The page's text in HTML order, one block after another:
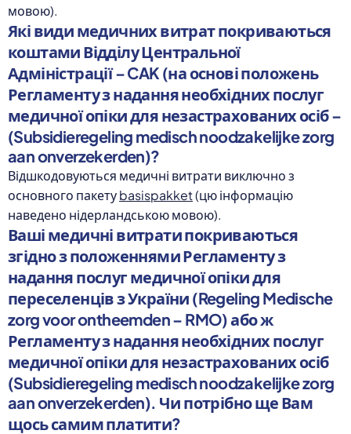
мовою).
Які види медичних витрат покриваються
коштами Відділу Центральної
Адміністрації – CAK (на основі положень
Регламенту з надання необхідних послуг
медичної опіки для незастрахованих осіб –
(Subsidieregeling medisch noodzakelijke zorg
aan onverzekerden)?
Відшкодовуються медичні витрати виключно з
основного пакетуbasispakket(цю інформацію
наведено нідерландською мовою).
Ваші медичні витрати покриваються
згідно з положеннями Регламенту з
надання послуг медичної опіки для
переселенців з України (Regeling Medische
zorg voor ontheemden – RMO) або ж
Регламенту з надання необхідних послуг
медичної опіки для незастрахованих осіб
(Subsidieregeling medisch noodzakelijke zorg
aan onverzekerden). Чи потрібно ще Вам
щось самим платити?